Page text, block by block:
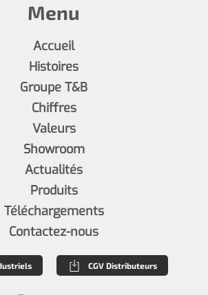
Menu
Accueil
Histoires
Groupe T&B
Chiffres
Valeurs
Showroom
Actualités
Produits
Téléchargements
Contactez-nous
CGV Distributeurs